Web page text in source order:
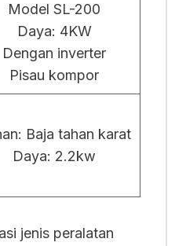
Model SL-200
Daya: 4KW
Dengan inverter
Pisau kompor
Baja tahan karat
Daya: 2.2kw
jenis peralatan